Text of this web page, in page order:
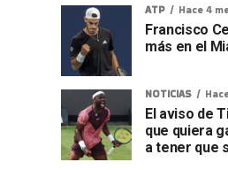
ATP Hace 4
Francisco
más en el
NOTICIAS
El aviso de
que quiera
a tener que